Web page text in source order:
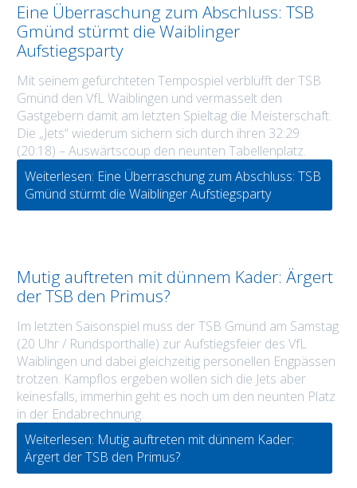
Eine Überraschung zum Abschluss: TSB
Gmünd stürmt die Waiblinger
Aufstiegsparty
Mit seinem gefürchteten Tempospiel verblüfft der TSB
Gmünd den VfL Waiblingen und vermasselt den
Gastgebern damit am letzten Spieltag die Meisterschaft.
Die „Jets“ wiederum sichern sich durch ihren 32:29
(20:18) – Auswärtscoup den neunten Tabellenplatz.
Weiterlesen: Eine Überraschung zum Abschluss: TSB
Gmünd stürmt die Waiblinger Aufstiegsparty
Mutig auftreten mit dünnem Kader: Ärgert
der TSB den Primus?
Im letzten Saisonspiel muss der TSB Gmünd am Samstag
(20 Uhr / Rundsporthalle) zur Aufstiegsfeier des VfL
Waiblingen und dabei gleichzeitig personellen Engpässen
trotzen. Kampflos ergeben wollen sich die Jets aber
keinesfalls, immerhin geht es noch um den neunten Platz
in der Endabrechnung.
Weiterlesen: Mutig auftreten mit dünnem Kader:
Ärgert der TSB den Primus?